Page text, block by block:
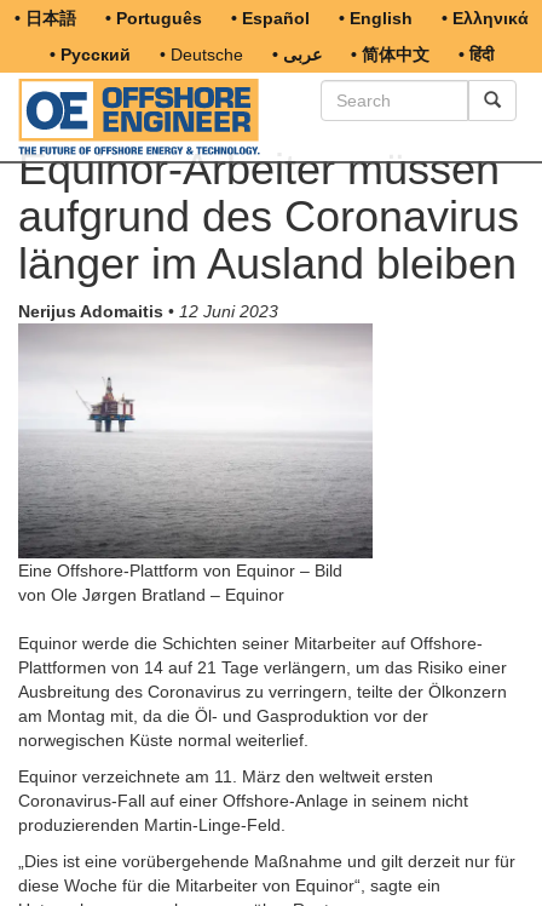
• 日本語 • Português • Español • English
• Ελληνικά
• Русский
• Deutsche • عربى • 简体中文 • हिंदी
Equinor-Arbeiter müssen
aufgrund des Coronavirus
länger im Ausland bleiben
Nerijus Adomaitis • 12 Juni 2023
Eine Offshore-Plattform von Equinor – Bild
von Ole Jørgen Bratland – Equinor
Equinor werde die Schichten seiner Mitarbeiter auf Offshore-
Plattformen von 14 auf 21 Tage verlängern, um das Risiko einer
Ausbreitung des Coronavirus zu verringern, teilte der Ölkonzern
am Montag mit, da die Öl- und Gasproduktion vor der
norwegischen Küste normal weiterlief.
Equinor verzeichnete am 11. März den weltweit ersten
Coronavirus-Fall auf einer Offshore-Anlage in seinem nicht
produzierenden Martin-Linge-Feld.
„Dies ist eine vorübergehende Maßnahme und gilt derzeit nur für
diese Woche für die Mitarbeiter von Equinor“, sagte ein